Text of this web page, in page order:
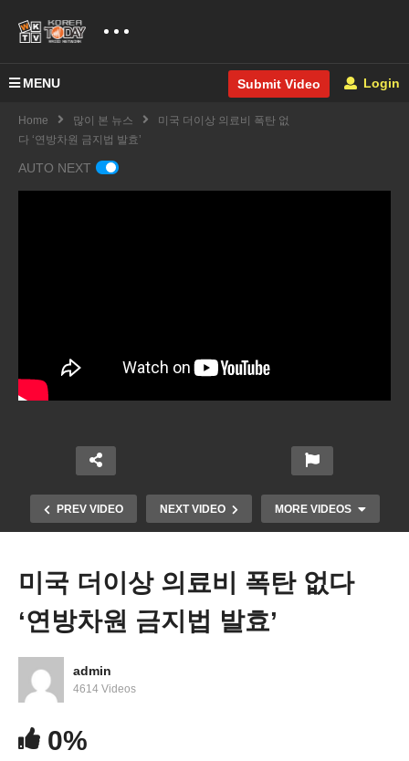
MENU Submit Video Login
Home 많이 본 뉴스
미국 더이상 의료비 폭탄 없
다 ‘연방차원 금지법 발효’
AUTO NEXT
PREV VIDEO NEXT VIDEO MORE VIDEOS
워싱턴 일원 목요일 밤부터 금요일에 폭설 또 온다
미국 더이상 의료비 폭탄 없다
‘연방차원 금지법 발효’
admin
4614 Videos
0%